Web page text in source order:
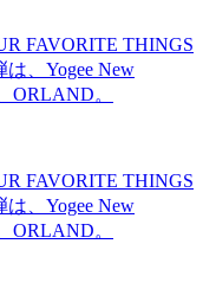
FAVORITE THINGS
、Yogee New
ORLAND。
FAVORITE THINGS
、Yogee New
ORLAND。